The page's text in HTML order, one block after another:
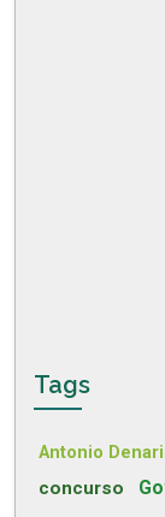
Tags
Antonio
concurso